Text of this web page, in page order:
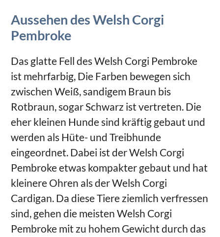
Aussehen des Welsh Corgi
Pembroke
Das glatte Fell des Welsh Corgi Pembroke
ist mehrfarbig, Die Farben bewegen sich
zwischen Weiß, sandigem Braun bis
Rotbraun, sogar Schwarz ist vertreten. Die
eher kleinen Hunde sind kräftig gebaut und
werden als Hüte- und Treibhunde
eingeordnet. Dabei ist der Welsh Corgi
Pembroke etwas kompakter gebaut und hat
kleinere Ohren als der Welsh Corgi
Cardigan. Da diese Tiere ziemlich verfressen
sind, gehen die meisten Welsh Corgi
Pembroke mit zu hohem Gewicht durch das